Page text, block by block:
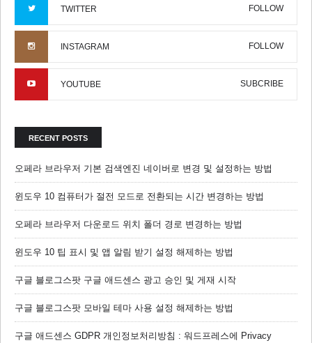
TWITTER FOLLOW
INSTAGRAM FOLLOW
YOUTUBE SUBCRIBE
RECENT POSTS
오페라 브라우저 기본 검색엔진 네이버로 변경 및 설정하는 방법
윈도우 10 컴퓨터가 절전 모드로 전환되는 시간 변경하는 방법
오페라 브라우저 다운로드 위치 폴더 경로 변경하는 방법
윈도우 10 팁 표시 및 앱 알림 받기 설정 해제하는 방법
구글 블로그스팟 구글 애드센스 광고 승인 및 게재 시작
구글 블로그스팟 모바일 테마 사용 설정 해제하는 방법
구글 애드센스 GDPR 개인정보처리방침 : 워드프레스에 Privacy